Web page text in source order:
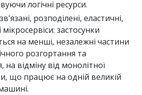
логічні ресурси.
розподілені, еластичні,
мікросервіси: застосунки
на менші, незалежні частини
розгортання та
на відміну від монолітної
що працює на одній великій